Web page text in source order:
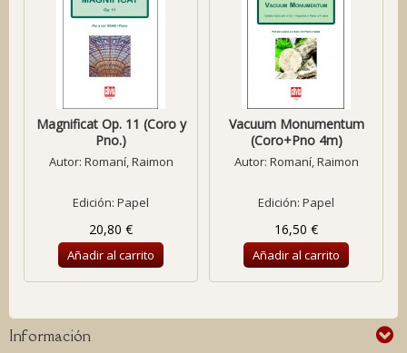
Magnificat Op. 11 (Coro y
Pno.)
Autor: Romaní, Raimon
Edición: Papel
20,80 €
Añadir al carrito
Vacuum Monumentum
(Coro+Pno 4m)
Autor: Romaní, Raimon
Edición: Papel
16,50 €
Añadir al carrito
Información